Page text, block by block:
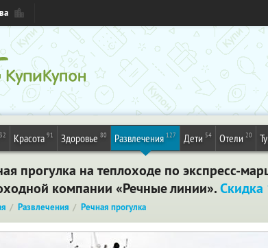
32 Красота 91 Здоровье 80 Развлечения 127 Дети 54 Отели 20
прогулка на теплоходе по экспресс-
компании «Речные линии».Скидка
Развлечения Речная прогулка